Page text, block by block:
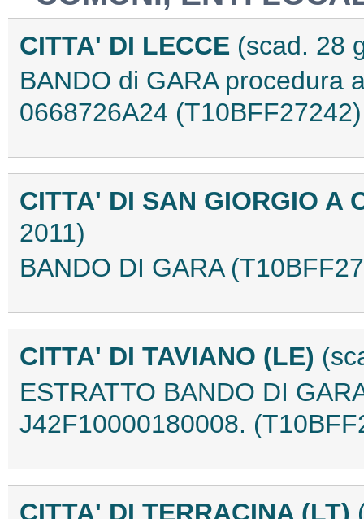
CITTA' DI LECCE (scad. 28
BANDO di GARA procedura
0668726A24 (T10BFF27242)
CITTA' DI SAN GIORGIO A
2011)
BANDO DI GARA
CITTA' DI TAVIANO (LE)
ESTRATTO BANDO DI
J42F10000180008.
CITTA' DI TERRACINA (LT)